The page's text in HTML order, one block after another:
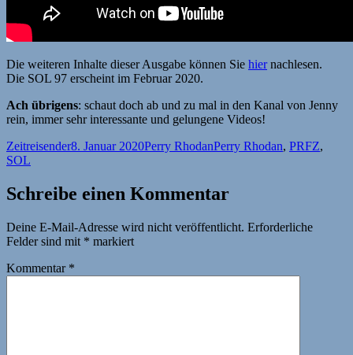
Die weiteren Inhalte dieser Ausgabe können Sie hiernachlesen.
Die SOL 97 erscheint im Februar 2020.
Ach übrigens: schaut doch ab und zu mal in den Kanal von Jenny
rein, immer sehr interessante und gelungene Videos!
Autor
ZeitreisenderVeröffentlicht
8. Januar 2020Kategorien
Perry RhodanSchlagwörter
Perry Rhodan, PRFZ,
SOL
Schreibe einen Kommentar
Deine E-Mail-Adresse wird nicht veröffentlicht. Erforderliche
Felder sind mit * markiert
Kommentar *